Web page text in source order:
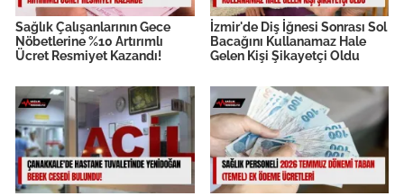
Sağlık Çalışanlarının Gece
Nöbetlerine %10 Artırımlı
Ücret Resmiyet Kazandı!
İzmir'de Diş İğnesi Sonrası Sol
Bacağını Kullanamaz Hale
Gelen Kişi Şikayetçi Oldu